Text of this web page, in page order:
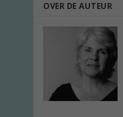
OVER DE AUTEUR